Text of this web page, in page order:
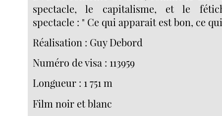
spectacle, le capitalisme, et le
spectacle : " Ce qui apparait est bon, ce
Réalisation : Guy Debord
Numéro de visa : 113959
Longueur : 1 751 m
Film noir et blanc